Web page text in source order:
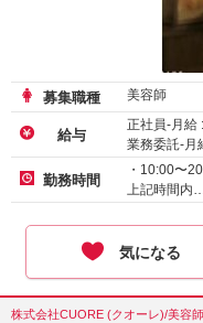
募集職種 美容師
給与
正社員-月給 :
業務委託-月
アルバイト
勤務時間
・10:00〜
上記時間内
気になる
株式会社CUORE (クオーレ)/美容師